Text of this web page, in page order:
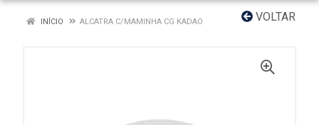
VOLTAR
INÍCIO ALCATRA C/MAMINHA CG KADAO